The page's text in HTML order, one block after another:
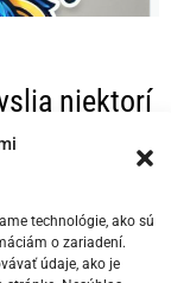
technológie, ako sú
o zariadení.
údaje, ako je
niektorí